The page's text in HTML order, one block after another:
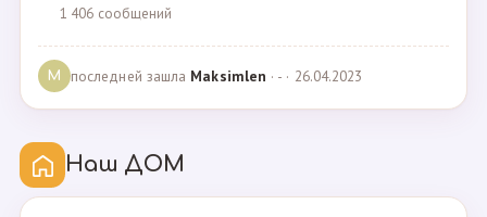
1 406 сообщений
M последней зашла Maksimlen · - · 26.04.2023
Наш ДОМ